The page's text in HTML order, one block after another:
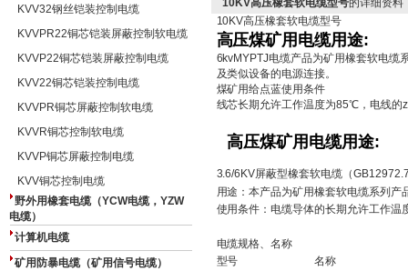
KVV32钢丝铠装控制电缆
KVVPR22铜芯铠装屏蔽控制软电缆
KVVP22铜芯铠装屏蔽控制电缆
KVV22铜芯铠装控制电缆
KVVPR铜芯屏蔽控制软电缆
KVVR铜芯控制软电缆
KVVP铜芯屏蔽控制电缆
KVV铜芯控制电缆
野外用橡套电缆（YCW电缆，YZW
电缆）
计算机电缆
矿用防暴电缆（矿用信号电缆）
10KV高压橡套软电缆型号的详细资料
10KV高压橡套软电缆型号
高压煤矿用电缆用途:
6kvMYPTJ电缆产品为矿用橡套软电缆
及类似设备的电源连接。
煤矿用给点蓝使用条件
线芯长期允许工作温度为85℃，电线的
高压煤矿用电缆用途:
3.6/6KV屏蔽型橡套软电缆（
用途：本产品为矿用橡套软电缆系列
使用条件：电缆导体的长期允许工作
电缆规格、名称
型号
名称